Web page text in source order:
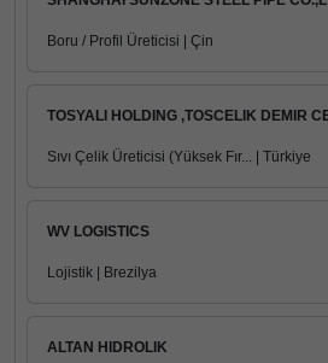
Boru / Profil Üreticisi | Çin
TOSYALI HOLDING ,TOSCELIK DEMIR
Sıvı Çelik Üreticisi (Yüksek Fır... | Türkiye
WV LOGISTICS
Lojistik | Brezilya
ALTAN HIDROLIK